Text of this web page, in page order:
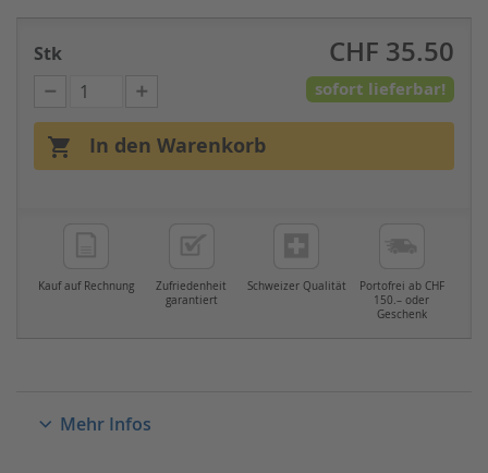
CHF 35.50
sofort lieferbar!
Stk
 In den Warenkorb
Kauf auf Rechnung
Zufriedenheit
garantiert
Schweizer Qualität
Portofrei ab CHF
150.– oder
Geschenk
Mehr Infos